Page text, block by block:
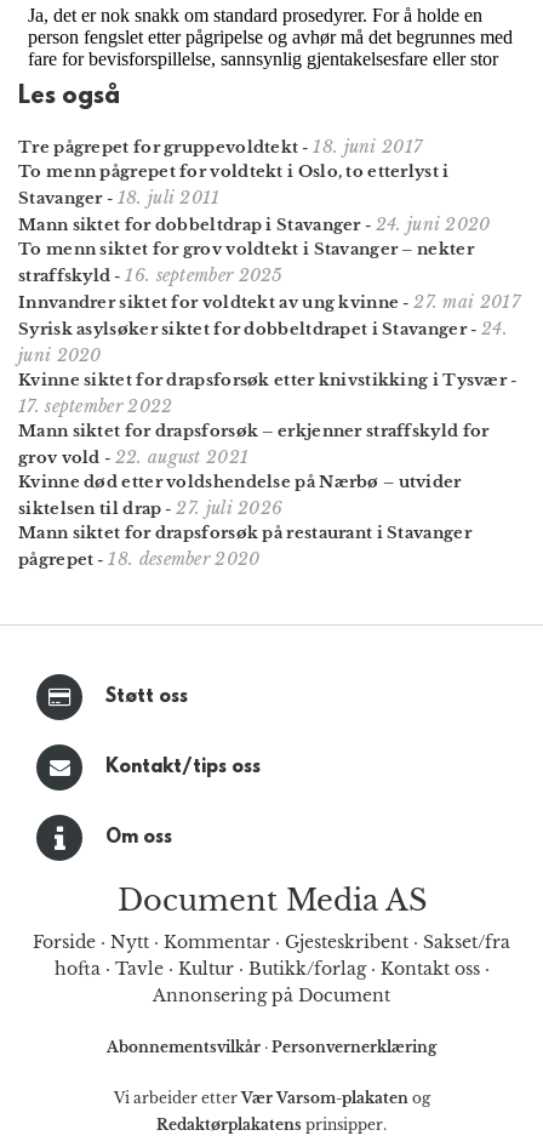
Les også
Tre pågrepet for gruppevoldtekt -18. juni 2017
To menn pågrepet for voldtekt i Oslo, to etterlyst i
Stavanger- 18. juli 2011
Mann siktet for dobbeltdrap i Stavanger- 24. juni 2020
To menn siktet for grov voldtekt i Stavanger – nekter
straffskyld -16. september 2025
Innvandrer siktet for voldtekt av ung kvinne -27. mai 2017
Syrisk asylsøker siktet for dobbeltdrapet i Stavanger- 24.
juni 2020
Kvinne siktet for drapsforsøk etter knivstikking i Tysvær-
17. september 2022
Mann siktet for drapsforsøk – erkjenner straffskyld for
grov vold - 22. august 2021
Kvinne død etter voldshendelse på Nærbø – utvider
siktelsen til drap -27. juli 2026
Mann siktet for drapsforsøk på restaurant i Stavanger
pågrepet -18. desember 2020
Støtt oss
Kontakt/tips oss
Om oss
Document Media AS
Forside · Nytt · Kommentar · Gjesteskribent · Sakset/fra
hofta· Tavle· Kultur· Butikk/forlag· Kontakt oss·
Annonsering på Document
Abonnementsvilkår · Personvernerklæring
Vi arbeider etterVær Varsom-plakaten og
Redaktørplakatens prinsipper.